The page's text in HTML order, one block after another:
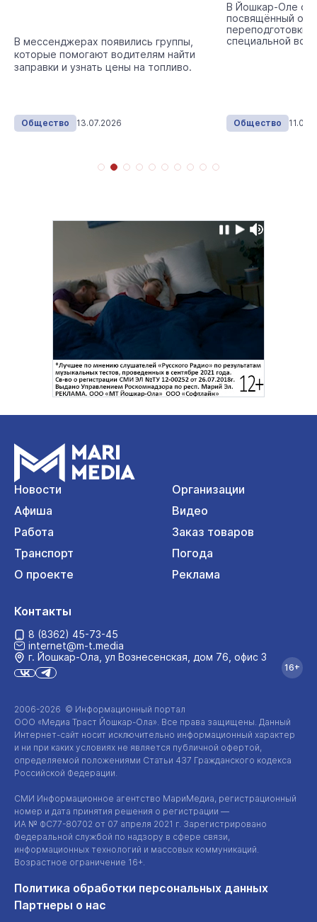
В мессенджерах появились группы,
которые помогают водителям найти
заправки и узнать цены на топливо.
Общество 13.07.2026
В Йошкар-Оле
посвящённый
переподготовки
специальной
Общество
Новости
Организации
Афиша
Видео
Работа
Заказ товаров
Транспорт
Погода
О проекте
Реклама
2006-2026 © Информационный портал
ООО «Медиа Траст Йошкар-Ола». Все права защищены. Данный
Интернет-сайт носит исключительно информационный характер
и ни при каких условиях не является публичной офертой,
определяемой положениями Статьи 437 Гражданского кодекса
Российской Федерации.
СМИ Информационное агентство МариМедиа, регистрационный
номер и дата принятия решения о регистрации —
ИА № ФС77-80702 от 07 апреля 2021 г. Зарегистрировано
Федеральной службой по надзору в сфере связи,
информационных технологий и массовых коммуникаций.
Возрастное ограничение 16+.
Политика обработки персональных данных
Партнеры о нас
Контакты
8 (8362) 45-73-45
internet@m-t.media
г. Йошкар‑Ола, ул Вознесенская, дом 76, офис 3
16+